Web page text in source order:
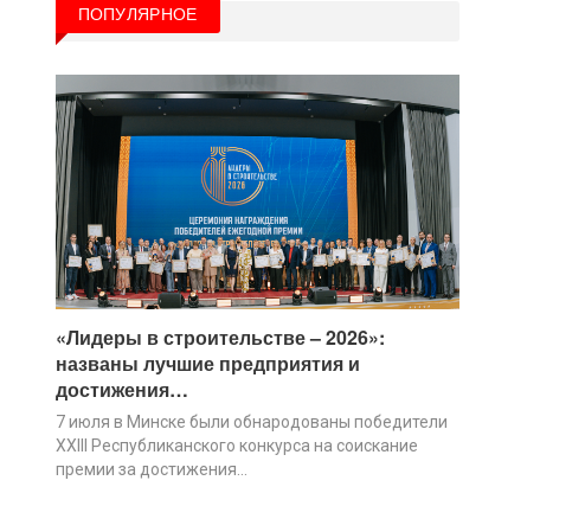
ПОПУЛЯРНОЕ
«Лидеры в строительстве – 2026»:
названы лучшие предприятия и
достижения…
7 июля в Минске были обнародованы победители
XХIII Республиканского конкурса на соискание
премии за достижения…